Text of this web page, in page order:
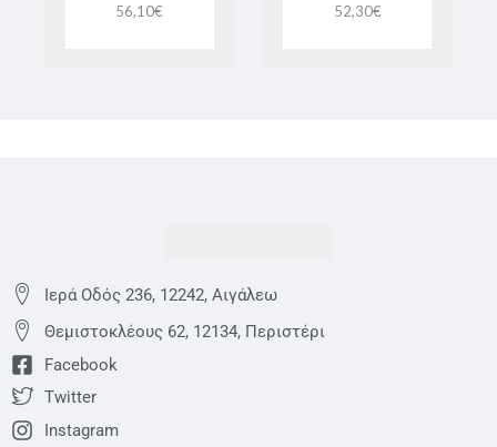
56,10€ 52,30€
Ιερά Οδός 236, 12242, Αιγάλεω
Θεμιστoκλέους 62, 12134, Περιστέρι
Facebook
Twitter
Instagram